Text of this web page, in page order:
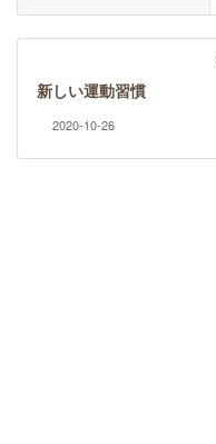
新しい運動習慣
2020-10-26